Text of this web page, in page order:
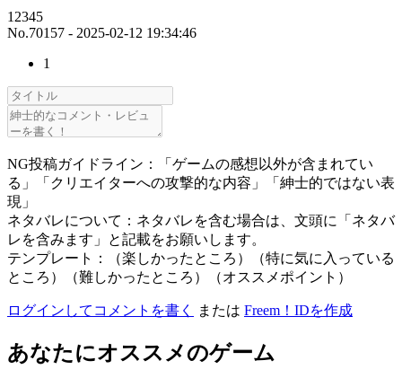
12345
No.70157 - 2025-02-12 19:34:46
1
NG投稿ガイドライン：「ゲームの感想以外が含まれてい
る」「クリエイターへの攻撃的な内容」「紳士的ではない表
現」
ネタバレについて：ネタバレを含む場合は、文頭に「ネタバ
レを含みます」と記載をお願いします。
テンプレート：（楽しかったところ）（特に気に入っている
ところ）（難しかったところ）（オススメポイント）
ログインしてコメントを書く または Freem！IDを作成
あなたにオススメのゲーム